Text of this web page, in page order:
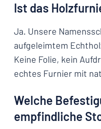
Ist das
Ja. Unsere
aufgeleimtem
Keine Folie, kein
echtes Furnier mit
Welche
empfindliche